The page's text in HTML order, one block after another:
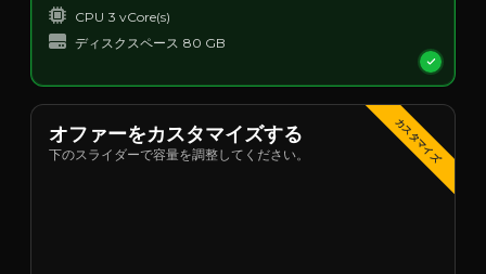
CPU 3 vCore(s)
ディスクスペース 80 GB
カスタマイズ
オファーをカスタマイズする
下のスライダーで容量を調整してください。